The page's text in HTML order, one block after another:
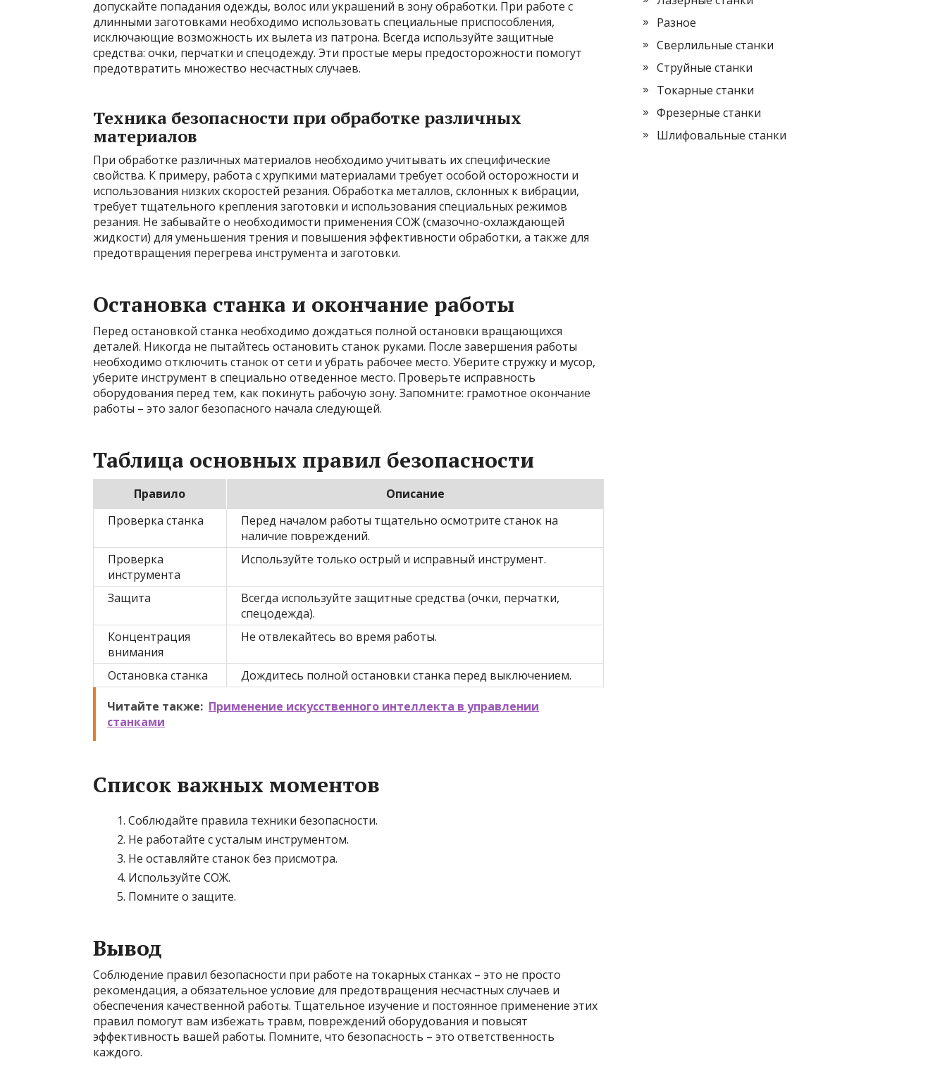
допускайте попадания одежды, волос или украшений в зону обработки. При работе с
длинными заготовками необходимо использовать специальные приспособления,
исключающие возможность их вылета из патрона. Всегда используйте защитные
средства: очки, перчатки и спецодежду. Эти простые меры предосторожности помогут
предотвратить множество несчастных случаев.
Техника безопасности при обработке различных
материалов
При обработке различных материалов необходимо учитывать их специфические
свойства. К примеру, работа с хрупкими материалами требует особой осторожности и
использования низких скоростей резания. Обработка металлов, склонных к вибрации,
требует тщательного крепления заготовки и использования специальных режимов
резания. Не забывайте о необходимости применения СОЖ (смазочно-охлаждающей
жидкости) для уменьшения трения и повышения эффективности обработки, а также для
предотвращения перегрева инструмента и заготовки.
Остановка станка и окончание работы
Перед остановкой станка необходимо дождаться полной остановки вращающихся
деталей. Никогда не пытайтесь остановить станок руками. После завершения работы
необходимо отключить станок от сети и убрать рабочее место. Уберите стружку и мусор,
уберите инструмент в специально отведенное место. Проверьте исправность
оборудования перед тем, как покинуть рабочую зону. Запомните: грамотное окончание
работы – это залог безопасного начала следующей.
Таблица основных правил безопасности
Правило
Описание
Проверка станка
Перед началом работы тщательно осмотрите станок на
наличие повреждений.
Проверка
инструмента
Используйте только острый и исправный инструмент.
Защита
Всегда используйте защитные средства (очки, перчатки,
спецодежда).
Концентрация
внимания
Не отвлекайтесь во время работы.
Остановка станка
Дождитесь полной остановки станка перед выключением.
Читайте также: Применение искусственного интеллекта в управлении
станками
Список важных моментов
Соблюдайте правила техники безопасности.
Не работайте с усталым инструментом.
Не оставляйте станок без присмотра.
Используйте СОЖ.
Помните о защите.
Вывод
Соблюдение правил безопасности при работе на токарных станках – это не просто
рекомендация, а обязательное условие для предотвращения несчастных случаев и
обеспечения качественной работы. Тщательное изучение и постоянное применение этих
правил помогут вам избежать травм, повреждений оборудования и повысят
эффективность вашей работы. Помните, что безопасность – это ответственность
каждого.
Разное
Сверлильные станки
Струйные станки
Токарные станки
Фрезерные станки
Шлифовальные станки